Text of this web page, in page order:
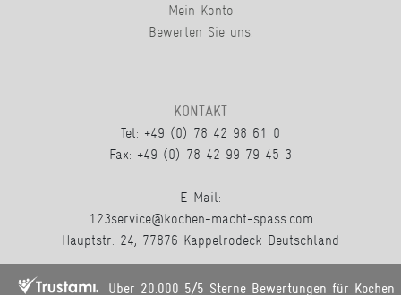
Mein Konto
Bewerten Sie uns.
KONTAKT
Tel: +49 (0) 78 42 98 61 0
Fax: +49 (0) 78 42 99 79 45 3
E-Mail:
123service@kochen-macht-spass.com
Hauptstr. 24, 77876 Kappelrodeck Deutschland
Über 20.000 5/5 Sterne Bewertungen für Kochen